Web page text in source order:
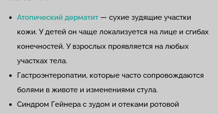
Атопический дерматит — сухие зудящие участки
кожи. У детей он чаще локализуется на лице и сгибах
конечностей. У взрослых проявляется на любых
участках тела.
Гастроэнтеропатии, которые часто сопровождаются
болями в животе и изменениями стула.
Синдром Гейнера с зудом и отеками ротовой